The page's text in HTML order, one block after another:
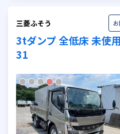
三菱ふそう
3tダンプ 全低床 未使
31